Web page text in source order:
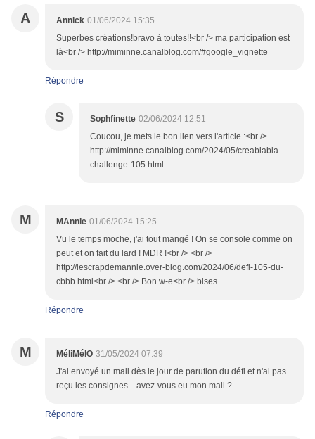
A Annick 01/06/2024 15:35
Superbes créations!bravo à toutes!!<br /> ma participation est
là<br /> http://miminne.canalblog.com/#google_vignette
Répondre
S Sophfinette 02/06/2024 12:51
Coucou, je mets le bon lien vers l'article :<br />
http://miminne.canalblog.com/2024/05/creablabla-
challenge-105.html
M MAnnie 01/06/2024 15:25
Vu le temps moche, j'ai tout mangé ! On se console comme on
peut et on fait du lard ! MDR !<br /> <br />
http://lescrapdemannie.over-blog.com/2024/06/defi-105-du-
cbbb.html<br /> <br /> Bon w-e<br /> bises
Répondre
M MéliMélO 31/05/2024 07:39
J'ai envoyé un mail dès le jour de parution du défi et n'ai pas
reçu les consignes... avez-vous eu mon mail ?
Répondre